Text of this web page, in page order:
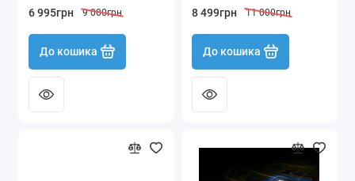
6 995грн 9 000грн
До кошика
8 499грн 11 000грн
До кошика